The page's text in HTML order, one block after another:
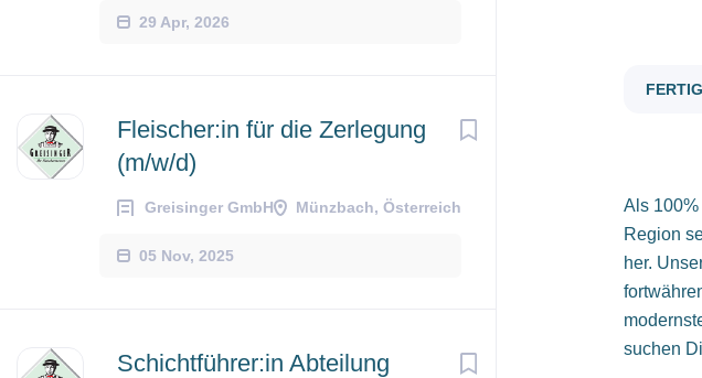
29 Apr, 2026
Fleischer:in für die Zerlegung
(m/w/d)
Greisinger GmbH Münzbach, Österreich
05 Nov, 2025
Schichtführer:in Abteilung
Als
Region
her.
suchen